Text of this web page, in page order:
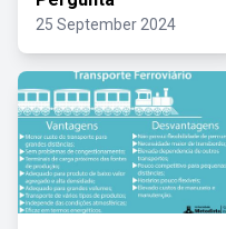
25 September 2024